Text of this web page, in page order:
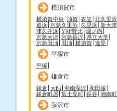
横須賀市
横須賀中央 浦賀 衣笠 北久里浜
追浜 京急久里浜 久里浜 新大津
津久井浜 YRP野比 堀ノ内
京急大津 京急長沢
県立大学
京急田浦
田浦 横須賀 逸見
平塚市
平塚
鎌倉市
鎌倉 大船 湘南深沢 和田塚
鎌倉町屋 富士見町 長谷 湘南
藤沢市